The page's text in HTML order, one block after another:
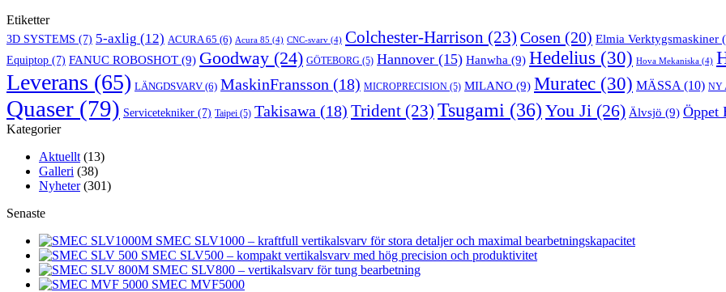
Etiketter
3D SYSTEMS (7) 5-axlig (12) ACURA 65 (6) Acura 85 (4) CNC-svarv (4) Colchester-Harrison (23) Cosen (20) Elmia Verktygsmaskiner
Equiptop (7) FANUC ROBOSHOT (9) Goodway (24) GÖTEBORG (5) Hannover (15) Hanwha (9) Hedelius (30) Hova Mekaniska (4)
Leverans (65) LÄNGDSVARV (6) MaskinFransson (18) MICROPRECISION (5) MILANO (9) Muratec (30) MÄSSA (10) NY
Quaser (79) Servicetekniker (7) Taipei (5) Takisawa (18) Trident (23) Tsugami (36) You Ji (26) Älvsjö (9) Öppet
Kategorier
Aktuellt (13)
Galleri (38)
Nyheter(301)
Senaste
SMEC SLV1000 – kraftfull vertikalsvarv för stora detaljer och maximal bearbetningskapacitet
SMEC SLV500 – kompakt vertikalsvarv med hög precision och produktivitet
SMEC SLV800 – vertikalsvarv för tung bearbetning
SMEC MVF5000